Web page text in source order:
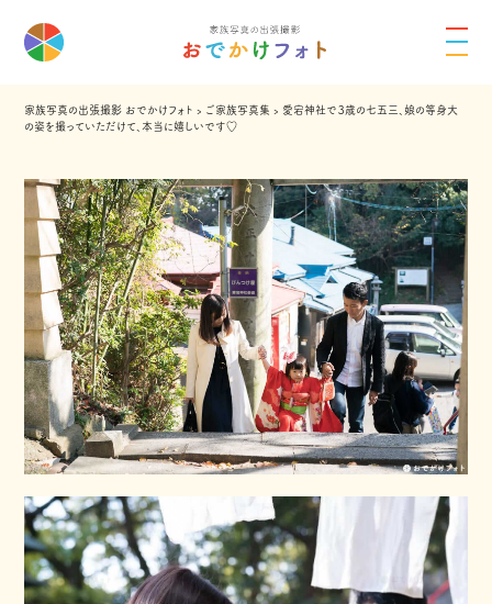
家族写真の出張撮影 おでかけフォト › ご家族写真集 › 愛宕神社で３歳の七五三、娘の等身大
の姿を撮っていただけて、本当に嬉しいです♡